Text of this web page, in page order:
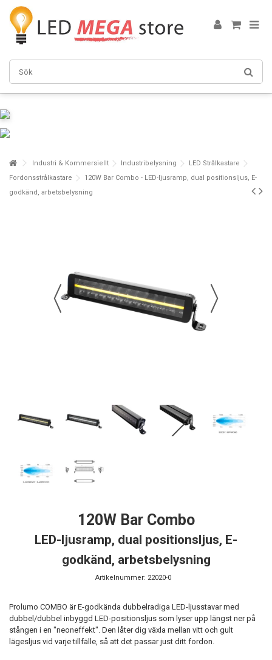
Industri & Kommersiellt Industribelysning
LED Strålkastare
Fordonsstrålkastare
120W Bar Combo - LED-ljusramp, dual positionsljus, E-
godkänd, arbetsbelysning
120W Bar Combo
LED-ljusramp, dual positionsljus, E-
godkänd, arbetsbelysning
Artikelnummer: 22020-0
Prolumo COMBO är E-godkända dubbelradiga LED-ljusstavar med
dubbel/dubbel inbyggd LED-positionsljus som lyser upp längst ner på
stången i en "neoneffekt". Den låter dig växla mellan vitt och gult
lägesljus vid varje tillfälle, så att det passar just ditt fordon.